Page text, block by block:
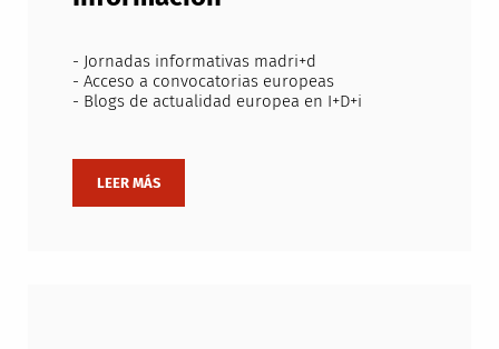
- Jornadas informativas madri+d
- Acceso a convocatorias europeas
- Blogs de actualidad europea en I+D+i